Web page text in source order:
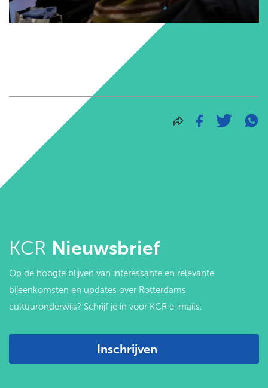
KCR Nieuwsbrief
Op de hoogte blijven van interessante en relevante
bijeenkomsten en updates over Rotterdams
cultuuronderwijs? Schrijf je in voor KCR e-mails.
Inschrijven